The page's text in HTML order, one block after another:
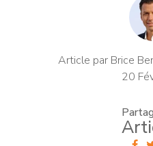
Article par Brice
20